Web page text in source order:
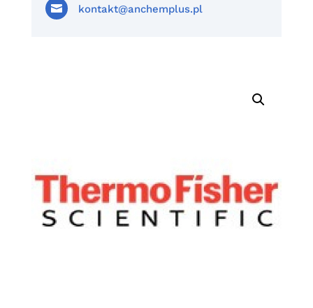
 kontakt@anchemplus.pl